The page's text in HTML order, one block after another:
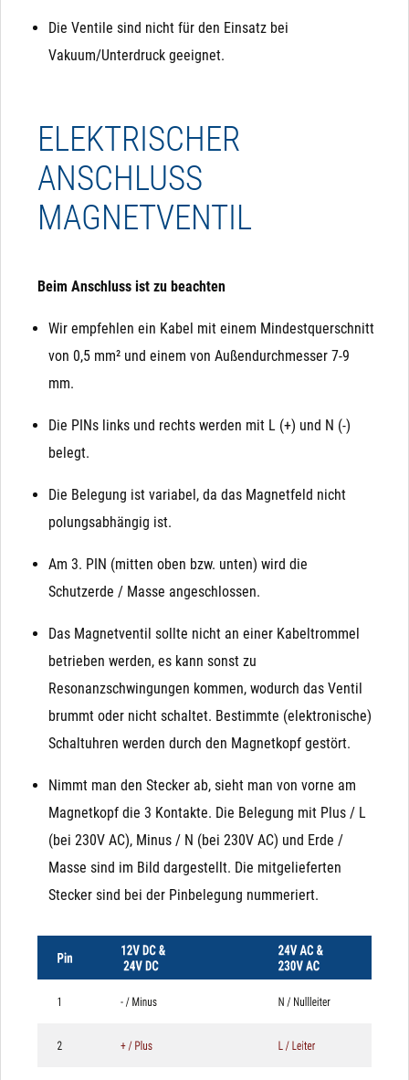
Die Ventile sind nicht für den Einsatz bei
Vakuum/Unterdruck geeignet.
ELEKTRISCHER
ANSCHLUSS
MAGNETVENTIL
Beim Anschluss ist zu beachten
Wir empfehlen ein Kabel mit einem Mindestquerschnitt
von 0,5 mm² und einem von Außendurchmesser 7-9
mm.
Die PINs links und rechts werden mit L (+) und N (-)
belegt.
Die Belegung ist variabel, da das Magnetfeld nicht
polungsabhängig ist.
Am 3. PIN (mitten oben bzw. unten) wird die
Schutzerde / Masse angeschlossen.
Das Magnetventil sollte nicht an einer Kabeltrommel
betrieben werden, es kann sonst zu
Resonanzschwingungen kommen, wodurch das Ventil
brummt oder nicht schaltet. Bestimmte (elektronische)
Schaltuhren werden durch den Magnetkopf gestört.
Nimmt man den Stecker ab, sieht man von vorne am
Magnetkopf die 3 Kontakte. Die Belegung mit Plus / L
(bei 230V AC), Minus / N (bei 230V AC) und Erde /
Masse sind im Bild dargestellt. Die mitgelieferten
Stecker sind bei der Pinbelegung nummeriert.